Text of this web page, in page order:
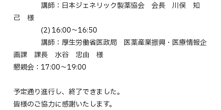
講師：日本ジェネリック製薬協会 会長 川俣 知
己 様
(2) 16:00〜16:50
講師：厚生労働省医政局 医薬産業振興・医療情報企
画課 課長 水谷 忠由 様
懇親会：17:00〜19:00
予定通り進行し、終了できました。
皆様のご協力に感謝いたします。